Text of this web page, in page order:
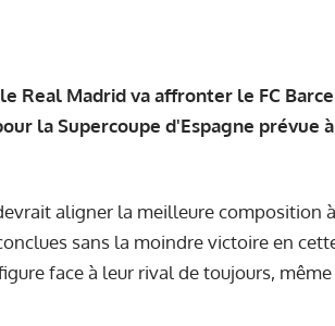
Real Madrid va affronter le FC
la Supercoupe d'Espagne prévue
aligner la meilleure composition
sans la moindre victoire en
face à leur rival de toujours,